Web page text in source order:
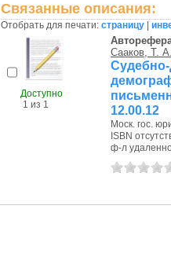
Связанные описания:
Отобрать для печати: страницу
Доступно
1 из 1
Сааков, Т.
12.00.12
Моск. гос.
ISBN
ф-л